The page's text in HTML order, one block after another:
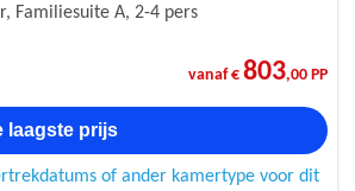
Familiesuite A, 2-4 pers
vanaf € 803,00 PP
laagste prijs
of ander kamertype voor dit